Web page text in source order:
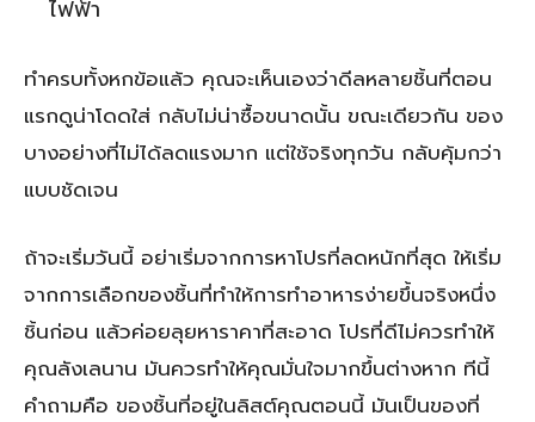
ไฟฟ้า
ทำครบทั้งหกข้อแล้ว คุณจะเห็นเองว่าดีลหลายชิ้นที่ตอน
แรกดูน่าโดดใส่ กลับไม่น่าซื้อขนาดนั้น ขณะเดียวกัน ของ
บางอย่างที่ไม่ได้ลดแรงมาก แต่ใช้จริงทุกวัน กลับคุ้มกว่า
แบบชัดเจน
ถ้าจะเริ่มวันนี้ อย่าเริ่มจากการหาโปรที่ลดหนักที่สุด ให้เริ่ม
จากการเลือกของชิ้นที่ทำให้การทำอาหารง่ายขึ้นจริงหนึ่ง
ชิ้นก่อน แล้วค่อยลุยหาราคาที่สะอาด โปรที่ดีไม่ควรทำให้
คุณลังเลนาน มันควรทำให้คุณมั่นใจมากขึ้นต่างหาก ทีนี้
คำถามคือ ของชิ้นที่อยู่ในลิสต์คุณตอนนี้ มันเป็นของที่